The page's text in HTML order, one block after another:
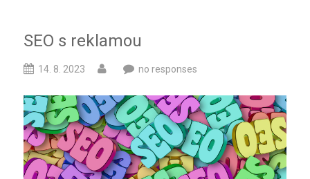
SEO s reklamou
14. 8. 2023 no responses